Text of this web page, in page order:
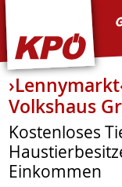
Volkshaus
Kostenloses
Einkommen